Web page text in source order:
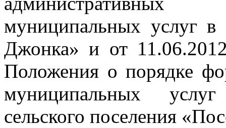
муниципальных услуг в
Джонка» и от
Положения о порядке
муниципальных
сельского поселения